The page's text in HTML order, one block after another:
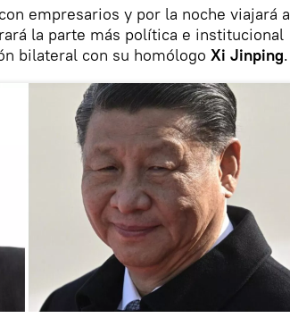
empresarios y por la noche viajará a
la parte más política e institucional
bilateral con su homólogo Xi Jinping.